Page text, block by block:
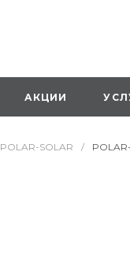
АКЦИИ
POLAR-SOLAR /